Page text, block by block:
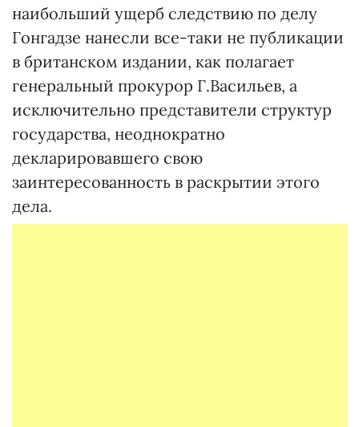
наибольший ущерб следствию по делу
Гонгадзе нанесли все-таки не публикации
в британском издании, как полагает
генеральный прокурор Г.Васильев, а
исключительно представители структур
государства, неоднократно
декларировавшего свою
заинтересованность в раскрытии этого
дела.